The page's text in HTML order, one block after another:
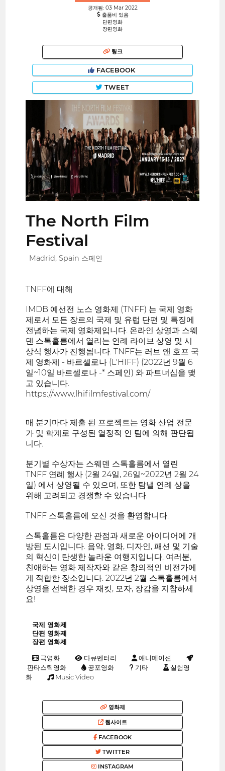
공개됨: 03 Mar 2022
출품비 있음
단편영화
장편영화
링크
FACEBOOK
TWEET
The North Film
Festival
Madrid, Spain 스페인
TNFF에 대해
IMDB 예선전 노스 영화제 (TNFF) 는 국제 영화
제로서 모든 장르의 국제 및 유럽 단편 및 특징에
전념하는 국제 영화제입니다. 온라인 상영과 스웨
덴 스톡홀름에서 열리는 연례 라이브 상영 및 시
상식 행사가 진행됩니다. TNFF는 러브 앤 호프 국
제 영화제 - 바르셀로나 (L'HIFF) (2022년 9월 6
일~10일 바르셀로나 -* 스페인) 와 파트너십을 맺
고 있습니다.
https://www.lhifilmfestival.com/
매 분기마다 제출 된 프로젝트는 영화 산업 전문
가 및 학계로 구성된 열정적 인 팀에 의해 판단됩
니다.
분기별 수상자는 스웨덴 스톡홀름에서 열린
TNFF 연례 행사 (2월 24일, 26일~2022년 2월 24
일) 에서 상영될 수 있으며, 또한 탐낼 연례 상을
위해 고려되고 경쟁할 수 있습니다.
TNFF 스톡홀름에 오신 것을 환영합니다.
스톡홀름은 다양한 관점과 새로운 아이디어에 개
방된 도시입니다. 음악, 영화, 디자인, 패션 및 기술
의 혁신이 탄생한 놀라운 여행지입니다. 여러분,
친애하는 영화 제작자와 같은 창의적인 비전가에
게 적합한 장소입니다. 2022년 2월 스톡홀름에서
상영을 선택한 경우 재킷, 모자, 장갑을 지참하세
요!
국제 영화제
단편 영화제
장편 영화제
극영화 다큐멘터리
애니메이션
판타스틱영화
공포영화 기타
실험영
화
Music Video
영화제
웹사이트
FACEBOOK
TWITTER
INSTAGRAM